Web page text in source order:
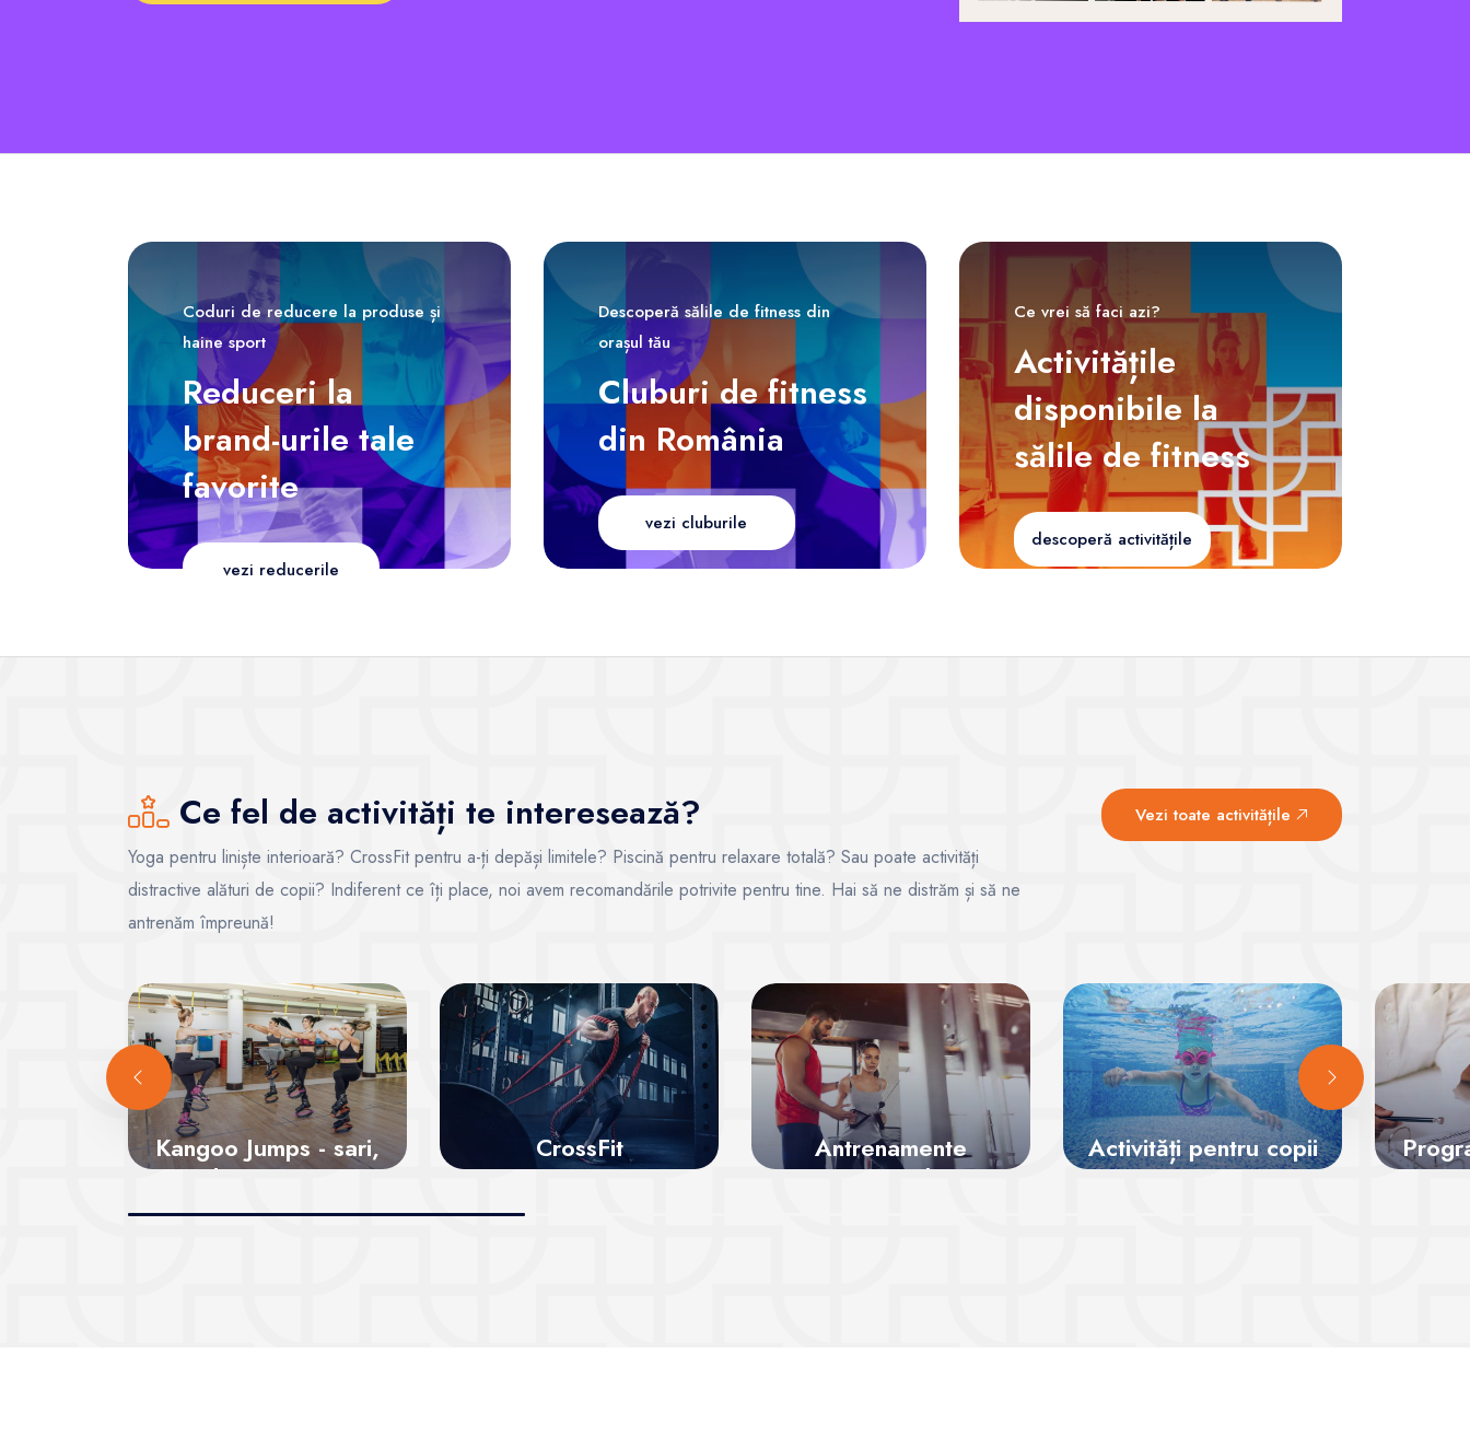
Coduri de reducere la produse și
haine sport
Reduceri la
brand-urile tale
favorite
vezi reducerile
Descoperă sălile de fitness din
orașul tău
Cluburi de fitness
din România
vezi cluburile
Ce vrei să faci azi?
Activitățile
disponibile la
sălile de fitness
descoperă activitățile
Ce fel de activități te interesează?
Yoga pentru liniște interioară? CrossFit pentru a-ți depăși limitele? Piscină pentru relaxare totală? Sau poate activități
distractive alături de copii? Indiferent ce îți place, noi avem recomandările potrivite pentru tine. Hai să ne distrăm și să ne
antrenăm împreună!
Vezi toate activitățile
Kangoo Jumps - sari,
dansează și
distrează-te
CrossFit
Antrenamente
personale
Activități pentru copii